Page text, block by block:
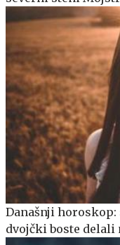
Današnji
dvojčki boste delali